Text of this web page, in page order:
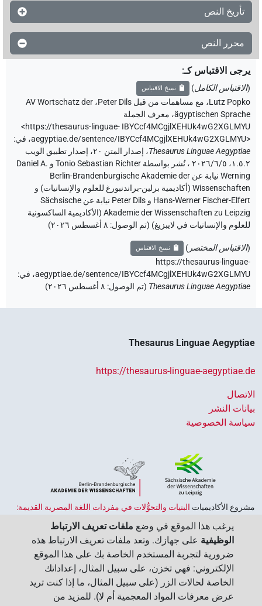
تأريخ النص
محرر النص
يرجى الاقتباس كـ:
(الاقتباس الكامل) نسخ الاقتباس
Lutz Popko، مع مساهمات من قبل Peter Dils، AV Wortschatz der
ägyptischen Sprache، معرف الجملة
IBYCcf4MCgjlXEHUk4wG2XGLMYU
<https://thesaurus-linguae-
aegyptiae.de/sentence/IBYCcf4MCgjlXEHUk4wG2XGLMYU>، في:
Thesaurus Linguae Aegyptiae،
إصدار المتن ٢٠، إصدار تطبيق الويب
۱.٥.٢، ٢٠٢٦/٦/٥ ، نُشر بواسطة Tonio Sebastian Richter و Daniel A.
Werning نيابة عن Berlin-Brandenburgische Akademie der
Wissenschaften (أكاديمية برلين-براندنبورغ للعلوم والإنسانيات) و
Hans-Werner Fischer-Elfert و Peter Dils نيابة عن Sächsische
Akademie der Wissenschaften zu Leipzig (الأكاديمية الساكسونية
للعلوم والإنسانيات في لايبزيغ) (تم الوصول: ٨ أغسطس ٢٠٢٦ )
(الاقتباس المختصر ) نسخ الاقتباس
https://thesaurus-linguae-
aegyptiae.de/sentence/IBYCcf4MCgjlXEHUk4wG2XGLMYU، في:
Thesaurus Linguae Aegyptiae
(تم الوصول: ٨ أغسطس ٢٠٢٦ )
Thesaurus Linguae Aegyptiae
https://thesaurus-linguae-aegyptiae.de
الاتصال
بيانات النشر
سياسة الخصوصية
مشروع الأكاديميات ‏ البنيات والتحوُّلات في مفردات اللغة المصرية القديمة:
الممول من قبل الحكومة الاتحادية وحكومات الولايات بجمهورية ألمانيا
الاتحادية، وهو يهدف إلى الحفاظ على تراثنا الثقافي واسترجاعه واستكشافه.
يُنسَّق البرنامج من قِبلاتحاد الأكاديميات الألمانية للعلوم والإنسانيات‏.
يرغب هذا الموقع في وضع ملفات تعريف الارتباط
الوظيفية على جهازك. وتعد ملفات تعريف الارتباط هذه
ضرورية لتجربة المستخدم الخاصة بك على هذا الموقع
الإلكتروني: فهي تخزن، على سبيل المثال، إعداداتك
الخاصة لحالات الزر (على سبيل المثال، ما إذا كنت تريد
عرض معرفات المواد المعجمية أم لا). للمزيد من